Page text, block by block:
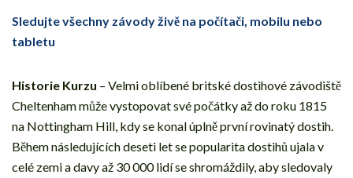
Sledujte všechny závody živě na počítači, mobilu nebo
tabletu
Historie Kurzu – Velmi oblíbené britské dostihové závodiště
Cheltenham může vystopovat své počátky až do roku 1815
na Nottingham Hill, kdy se konal úplně první rovinatý dostih.
Během následujících deseti let se popularita dostihů ujala v
celé zemi a davy až 30 000 lidí se shromáždily, aby sledovaly